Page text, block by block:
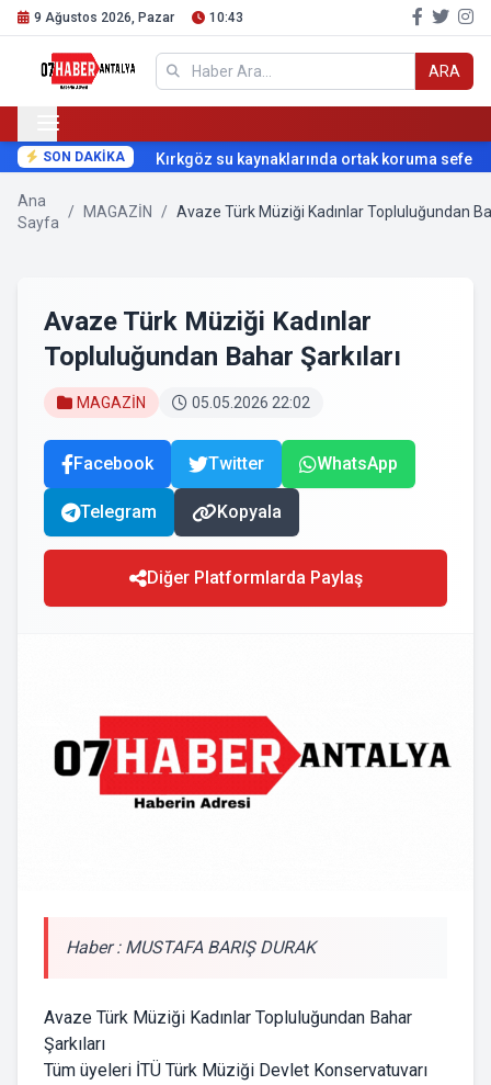
9 Ağustos 2026, Pazar 10:43
ARA
SON DAKİKA Kırkgöz su kaynaklarında ortak koruma
Ana
Sayfa
/ MAGAZİN / Avaze Türk Müziği Kadınlar Topluluğundan
Avaze Türk Müziği Kadınlar
Topluluğundan Bahar Şarkıları
MAGAZİN 05.05.2026 22:02
Facebook Twitter WhatsApp
Telegram Kopyala
Diğer Platformlarda Paylaş
Haber : MUSTAFA BARIŞ DURAK
Avaze Türk Müziği Kadınlar Topluluğundan Bahar
Şarkıları
Tüm üyeleri İTÜ Türk Müziği Devlet Konservatuvarı